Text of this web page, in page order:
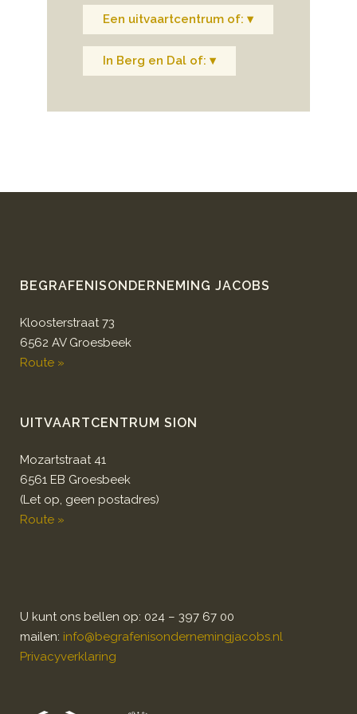
Een uitvaartcentrum of: ▾
In Berg en Dal of: ▾
BEGRAFENISONDERNEMING JACOBS
Kloosterstraat 73
6562 AV Groesbeek
Route »
UITVAARTCENTRUM SION
Mozartstraat 41
6561 EB Groesbeek
(Let op, geen postadres)
Route »
U kunt ons bellen op: 024 – 397 67 00
mailen: info@begrafenisondernemingjacobs.nl
Privacyverklaring